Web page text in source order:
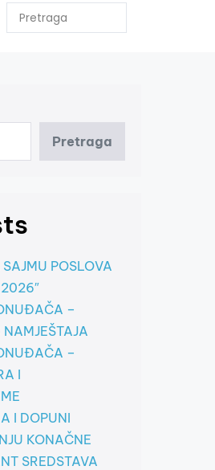
Pretraga
POSLOVA
–
–
I
I DOPUNI
KONAČNE
SREDSTAVA